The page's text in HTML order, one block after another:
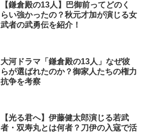
【鎌倉殿の13人】巴御前ってどのく
らい強かったの？秋元才加が演じる女
武者の武勇伝を紹介！
大河ドラマ「鎌倉殿の13人」なぜ彼
らが選ばれたのか？御家人たちの権力
抗争を考察
【光る君へ】伊藤健太郎演じる若武
者・双寿丸とは何者？刀伊の入寇で活